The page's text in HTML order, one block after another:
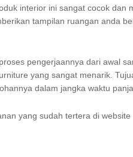
interior ini sangat cocok dan
tampilan ruangan anda
pengerjaannya dari awal
yang sangat menarik.
dalam jangka waktu
yang sudah tertera di website